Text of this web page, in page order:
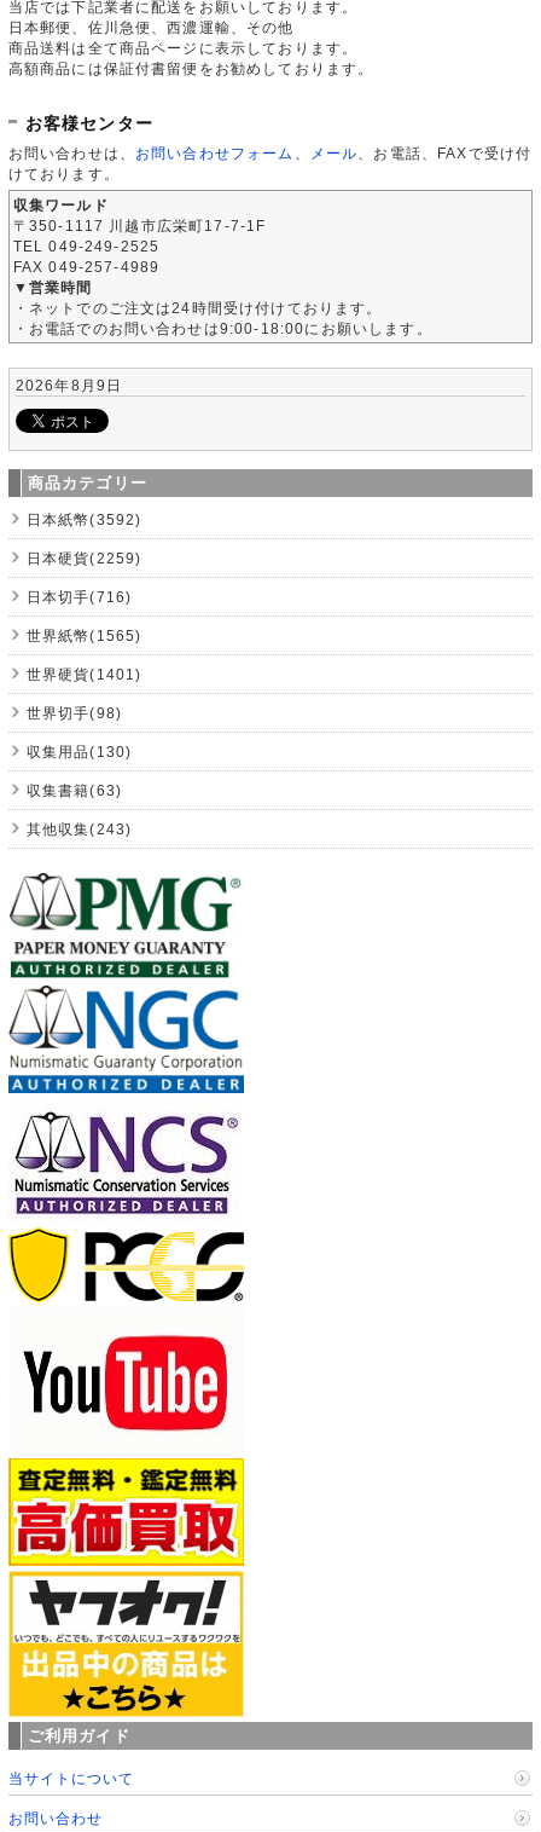
当店では下記業者に配送をお願いしております。
日本郵便、佐川急便、西濃運輸、その他
商品送料は全て商品ページに表示しております。
高額商品には保証付書留便をお勧めしております。
お客様センター
お問い合わせは、 お問い合わせフォーム メール 、お電話、FAXで受け付
けております。
収集ワールド
〒350-1117 川越市広栄町17-7-1F
TEL 049-249-2525
FAX 049-257-4989
▼営業時間
・ネットでのご注文は24時間受け付けております。
・お電話でのお問い合わせは9:00-18:00にお願いします。
2026年8月9日
商品カテゴリー
日本紙幣(3592)
日本硬貨(2259)
日本切手(716)
世界紙幣(1565)
世界硬貨(1401)
世界切手(98)
収集用品(130)
収集書籍(63)
其他収集(243)
ご利用ガイド
当サイトについて
お問い合わせ